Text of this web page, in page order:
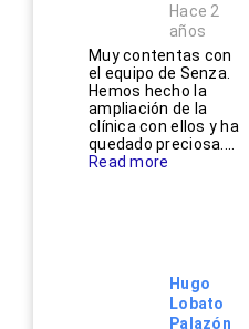
Hace 2
años
Muy contentas con
el equipo de Senza.
Hemos hecho la
ampliación de la
clínica con ellos y ha
quedado preciosa....
Read more
Hugo
Lobato
Palazón